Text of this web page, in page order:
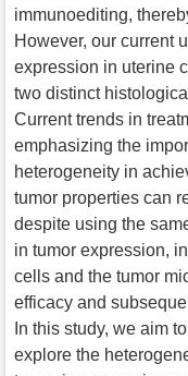
immunoediting,
However, our current
expression in uterine
two distinct
Current trends in
emphasizing the
heterogeneity in
tumor properties can
despite using the
in tumor expression,
cells and the tumor
efficacy and
In this study, we aim
explore the